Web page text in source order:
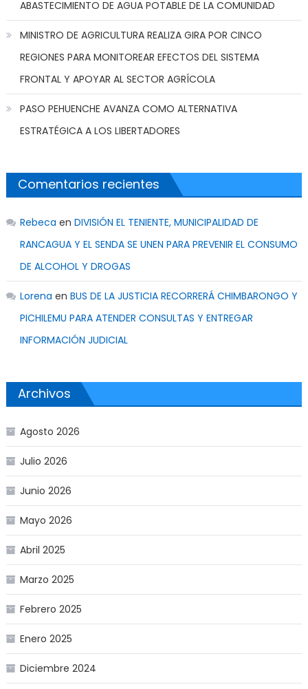
ABASTECIMIENTO DE AGUA POTABLE DE LA COMUNIDAD
MINISTRO DE AGRICULTURA REALIZA GIRA POR CINCO
REGIONES PARA MONITOREAR EFECTOS DEL SISTEMA
FRONTAL Y APOYAR AL SECTOR AGRÍCOLA
PASO PEHUENCHE AVANZA COMO ALTERNATIVA
ESTRATÉGICA A LOS LIBERTADORES
Comentarios recientes
Rebeca en DIVISIÓN EL TENIENTE, MUNICIPALIDAD DE
RANCAGUA Y EL SENDA SE UNEN PARA PREVENIR EL CONSUMO
DE ALCOHOL Y DROGAS
Lorena en BUS DE LA JUSTICIA RECORRERÁ CHIMBARONGO Y
PICHILEMU PARA ATENDER CONSULTAS Y ENTREGAR
INFORMACIÓN JUDICIAL
Archivos
Agosto 2026
Julio 2026
Junio 2026
Mayo 2026
Abril 2025
Marzo 2025
Febrero 2025
Enero 2025
Diciembre 2024